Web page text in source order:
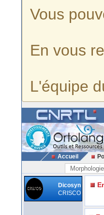
Vous
En vous
L'équipe
Accueil
Morphologie
Dicosyn
CRISCO